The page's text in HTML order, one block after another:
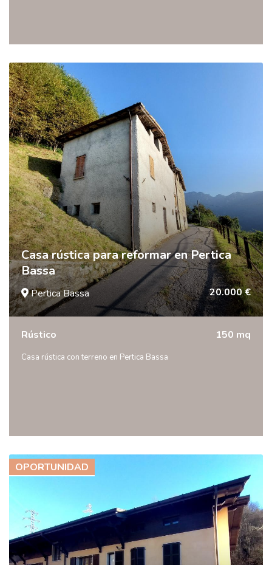
Casa rústica para reformar en Pertica
Bassa
Pertica Bassa 20.000 €
Rústico 150 mq
Casa rústica con terreno en Pertica Bassa
OPORTUNIDAD